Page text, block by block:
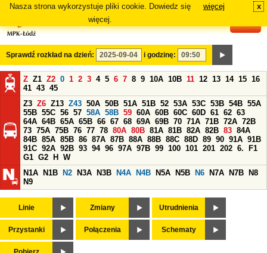
Nasza strona wykorzystuje pliki cookie. Dowiedz się
więcej.
więcej x
Sprawdź rozkład na dzień: i godzinę:
Z Z1 Z2 0 1 2 3 4 5 6 7 8 9 10A 10B 11 12 13 14 15 16
41 43 45
Z3 Z6 Z13 Z43 50A 50B 51A 51B 52 53A 53C 53B 54B 55A
55B 55C 56 57 58A 58B 59 60A 60B 60C 60D 61 62 63
64A 64B 65A 65B 66 67 68 69A 69B 70 71A 71B 72A 72B
73 75A 75B 76 77 78 80A 80B 81A 81B 82A 82B 83 84A
84B 85A 85B 86 87A 87B 88A 88B 88C 88D 89 90 91A 91B
91C 92A 92B 93 94 96 97A 97B 99 100 101 201 202 6.
F1
G1 G2 H
W
N1A
N1B N2 N3A N3B N4A N4B N5A N5B N6 N7A N7B
N8
N9
Linie Zmiany Utrudnienia
Przystanki Połączenia Schematy